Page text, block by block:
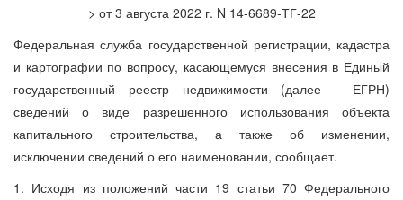
> от 3 августа 2022 г. N 14-6689-ТГ-22
Федеральная служба государственной регистрации, кадастра
и картографии по вопросу, касающемуся внесения в Единый
государственный реестр недвижимости (далее - ЕГРН)
сведений о виде разрешенного использования объекта
капитального строительства, а также об изменении,
исключении сведений о его наименовании, сообщает.
1. Исходя из положений части 19 статьи 70 Федерального